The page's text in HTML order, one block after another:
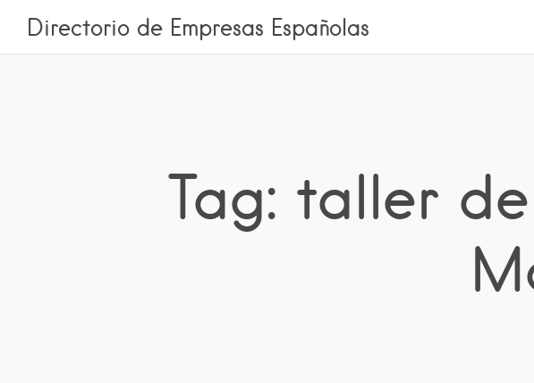
Directorio de Empresas Españolas
Tag: taller